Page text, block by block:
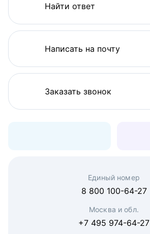
Найти ответ
Написать на почту
Заказать звонок
Единый номер
8 800 100-64-27
Москва и обл.
+7 495 974-64-27